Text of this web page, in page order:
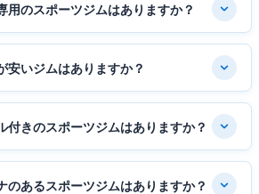
用のスポーツジムはありますか？
安いジムはありますか？
付きのスポーツジムはありますか？
のあるスポーツジムはありますか？